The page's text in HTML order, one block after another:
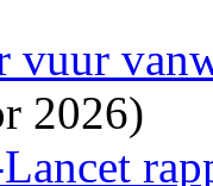
vuur
2026)